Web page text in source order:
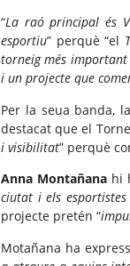
“La raó principal és
esportiu” perquè “el
torneig més important
i un projecte que
Per la seua banda,
destacat que el
i visibilitat” perquè
Anna Montañanahi
ciutat i els
projecte pretén “
Motañana ha